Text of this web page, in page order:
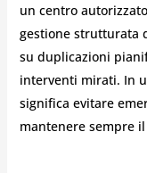
un centro
gestione strutturata
su duplicazioni
interventi mirati. In
significa evitare
mantenere sempre